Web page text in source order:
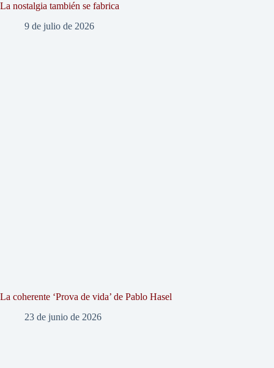
La nostalgia también se fabrica
9 de julio de 2026
La coherente ‘Prova de vida’ de Pablo Hasel
23 de junio de 2026